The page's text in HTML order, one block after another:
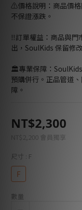
⚠️價格說明：商品價格
不保證漲跌。
‼️訂單權益：商品與門
出，SoulKids 保留修
🏛️專業保障：
預購併行。正品管道
障。
NT$2,300
NT$2,200 會員獨享
尺寸 : F
F
數量